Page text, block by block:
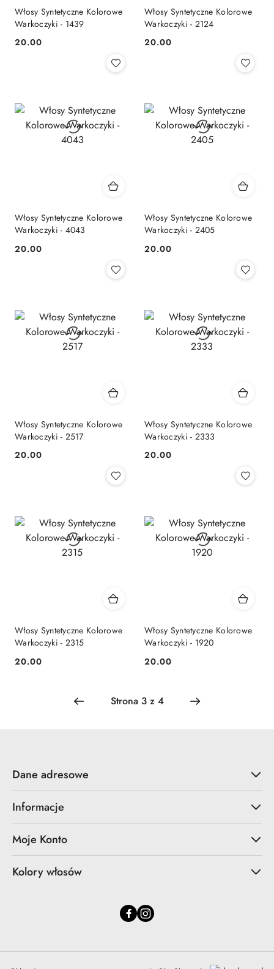
Włosy Syntetyczne Kolorowe
Warkoczyki - 1439
Cena:
20.00
Włosy Syntetyczne Kolorowe
Warkoczyki - 2124
Cena:
20.00
Włosy Syntetyczne Kolorowe
Warkoczyki - 4043
Cena:
20.00
Włosy Syntetyczne Kolorowe
Warkoczyki - 2405
Cena:
20.00
Włosy Syntetyczne Kolorowe
Warkoczyki - 2517
Cena:
20.00
Włosy Syntetyczne Kolorowe
Warkoczyki - 2333
Cena:
20.00
Włosy Syntetyczne Kolorowe
Warkoczyki - 2315
Cena:
20.00
Włosy Syntetyczne Kolorowe
Warkoczyki - 1920
Cena:
20.00
Dane adresowe
Informacje
Moje Konto
Kolory włosów